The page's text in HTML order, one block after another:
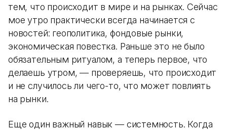
тем, что происходит в мире и на рынках. Сейчас
мое утро практически всегда начинается с
новостей: геополитика, фондовые рынки,
экономическая повестка. Раньше это не было
обязательным ритуалом, а теперь первое, что
делаешь утром, — проверяешь, что происходит
и не случилось ли чего-то, что может повлиять
на рынки.
Еще один важный навык — системность. Когда